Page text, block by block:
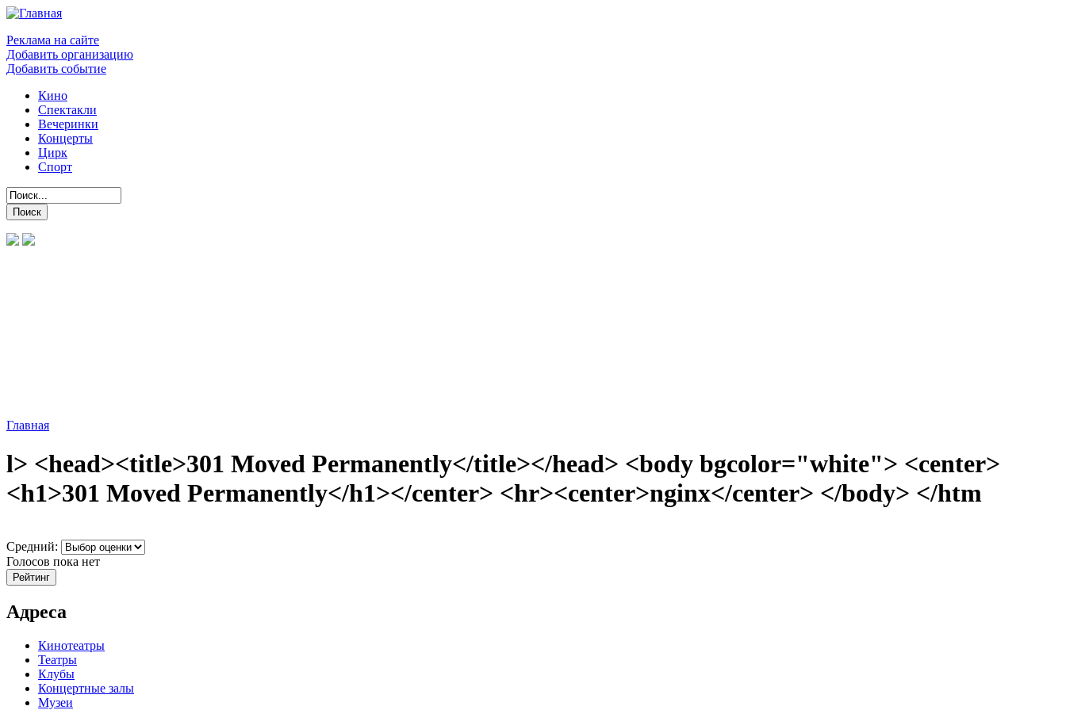
Реклама на сайте
Добавить организацию
Добавить событие
Кино
Спектакли
Вечеринки
Концерты
Цирк
Спорт
Главная
l> <head><title>301 Moved Permanently</title></head> <body bgcolor="white"> <center>
<h1>301 Moved Permanently</h1></center> <hr><center>nginx</center> </body> </htm
Средний:
Голосов пока нет
Адреса
Кинотеатры
Театры
Клубы
Концертные залы
Музеи